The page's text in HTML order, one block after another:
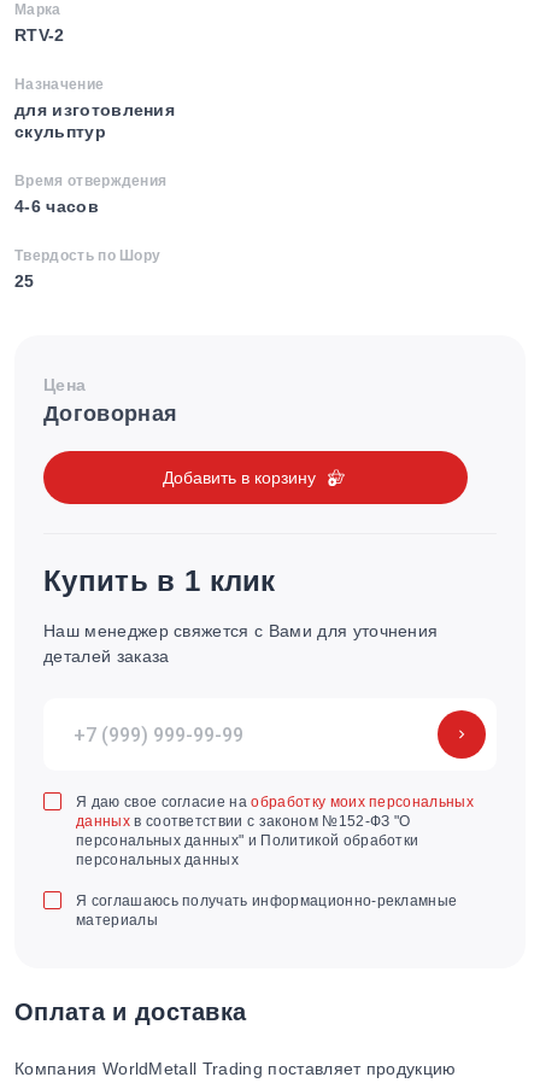
Марка
RTV-2
Назначение
для изготовления
скульптур
Время отверждения
4-6 часов
Твердость по Шору
25
Цена
Договорная
Добавить в корзину
Купить в 1 клик
Наш менеджер свяжется с Вами для уточнения
деталей заказа
Я даю свое согласие наобработку моих персональных
данныхв соответствии с законом №152-ФЗ "О
персональных данных" и Политикой обработки
персональных данных
Я соглашаюсь получать информационно-рекламные
материалы
Оплата и доставка
Компания WorldMetall Trading поставляет продукцию